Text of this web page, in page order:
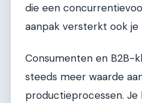
die een
aanpak versterkt ook je
Consumenten en B2B-
steeds meer waarde
productieprocessen. Je